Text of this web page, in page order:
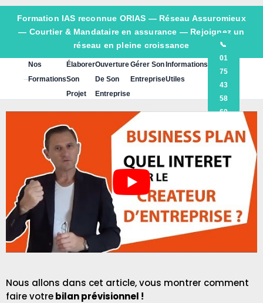
Formation IAS reconnue ORIAS — Réseau Assuromieux
— Courtier & Mandataire en assurance — Rejoignez un
réseau en pleine croissance
Nos
Formations
Élaborer
Son
Projet
Ouverture
De Son
Entreprise
Gérer Son
Entreprise
Informations
Utiles
📞
01
75
43
58
60
Nous allons dans cet article, vous montrer comment
faire votrebilan prévisionnel !